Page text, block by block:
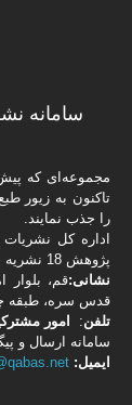
سامانه
مجموعه‌ای که
تاکنون به زیور
را جذب نمایند.
اداره كل
پژوهش 18 نشریه چاپ می کند که مورد استقبال مجامع علمی و دانشگاهی می‌باشد.
نشانی:قم،
قدس سره، طبقه
تلفن: امور
سامانه ارسال و
ایمیل: